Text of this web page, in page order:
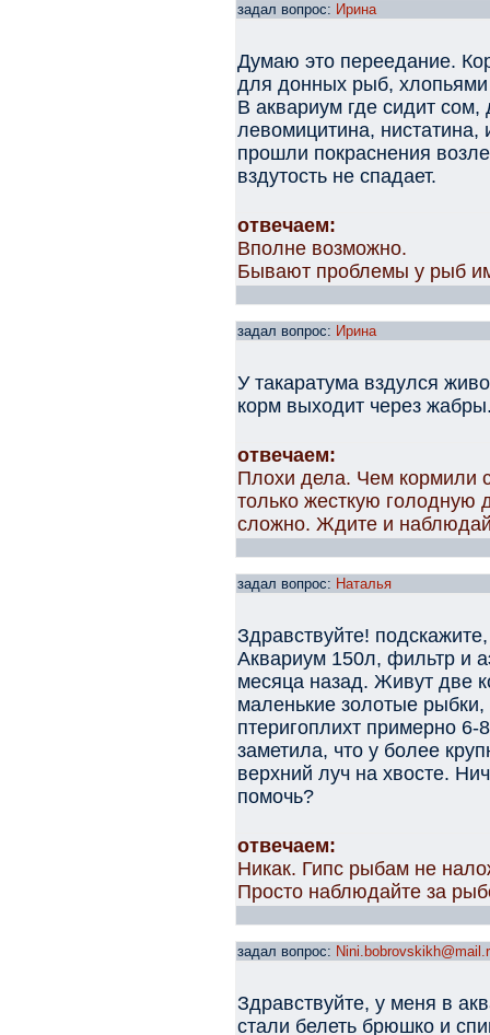
задал вопрос: Ирина
Думаю это переедание.
для донных рыб,
В аквариум где сидит
левомицитина, нистатина,
прошли покраснения
вздутость не спадает.
отвечаем:
Вполне возможно.
Бывают проблемы у рыб
задал вопрос: Ирина
У такаратума вздулся
корм выходит через
отвечаем:
Плохи дела. Чем кормили
только жесткую голодную
сложно. Ждите и
задал вопрос: Наталья
Здравствуйте!
Аквариум 150л, фильтр и
месяца назад. Живут две
маленькие золотые рыбки,
птеригоплихт примерно
заметила, что у более
верхний луч на хвосте.
помочь?
отвечаем:
Никак. Гипс рыбам не
Просто наблюдайте за
задал вопрос:
Здравствуйте, у меня в
стали белеть брюшко и